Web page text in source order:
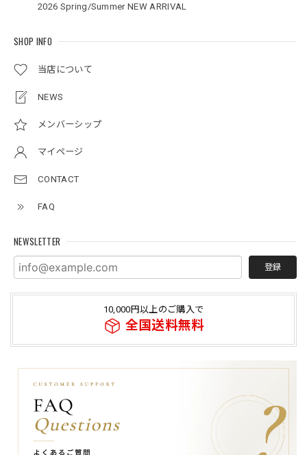
2026 Spring/Summer NEW ARRIVAL
SHOP INFO
当店について
NEWS
メンバーシップ
マイページ
CONTACT
FAQ
NEWSLETTER
登録
10,000円以上のご購入で
全国送料無料